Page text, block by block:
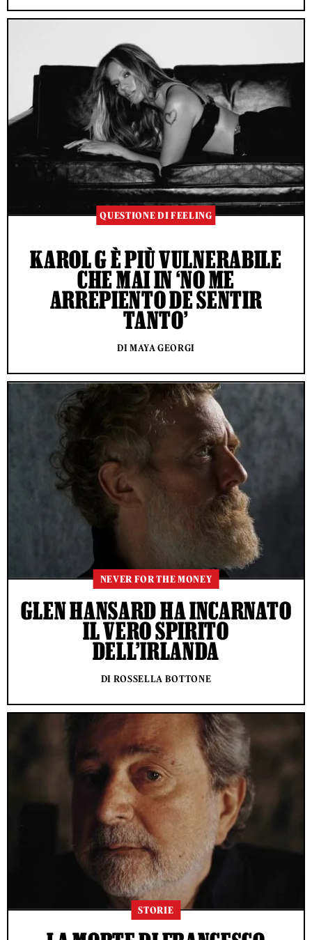
QUESTIONE DI FEELING
KAROL G È PIÙ VULNERABILE
CHE MAI IN ‘NO ME
ARREPIENTO DE SENTIR
TANTO’
DI MAYA GEORGI
NEVER FOR THE MONEY
GLEN HANSARD HA INCARNATO
IL VERO SPIRITO
DELL’IRLANDA
DI ROSSELLA BOTTONE
STORIE